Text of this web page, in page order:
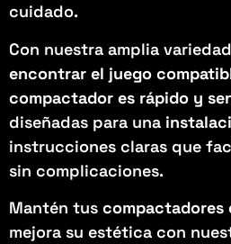
cuidado.
Con nuestra amplia
encontrar el juego
compactador es rápido y
diseñadas para una
instrucciones claras que
sin complicaciones.
Mantén tus compactadores
mejora su estética con